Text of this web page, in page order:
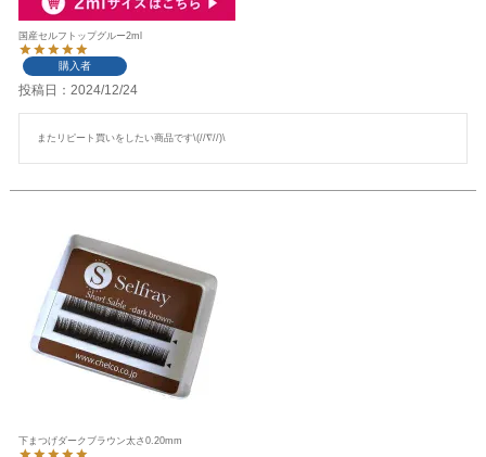
国産セルフトップグルー2ml
購入者
投稿日 2024/12/24
またリピート買いをしたい商品です\(//∇//)\
下まつげダークブラウン太さ0.20mm